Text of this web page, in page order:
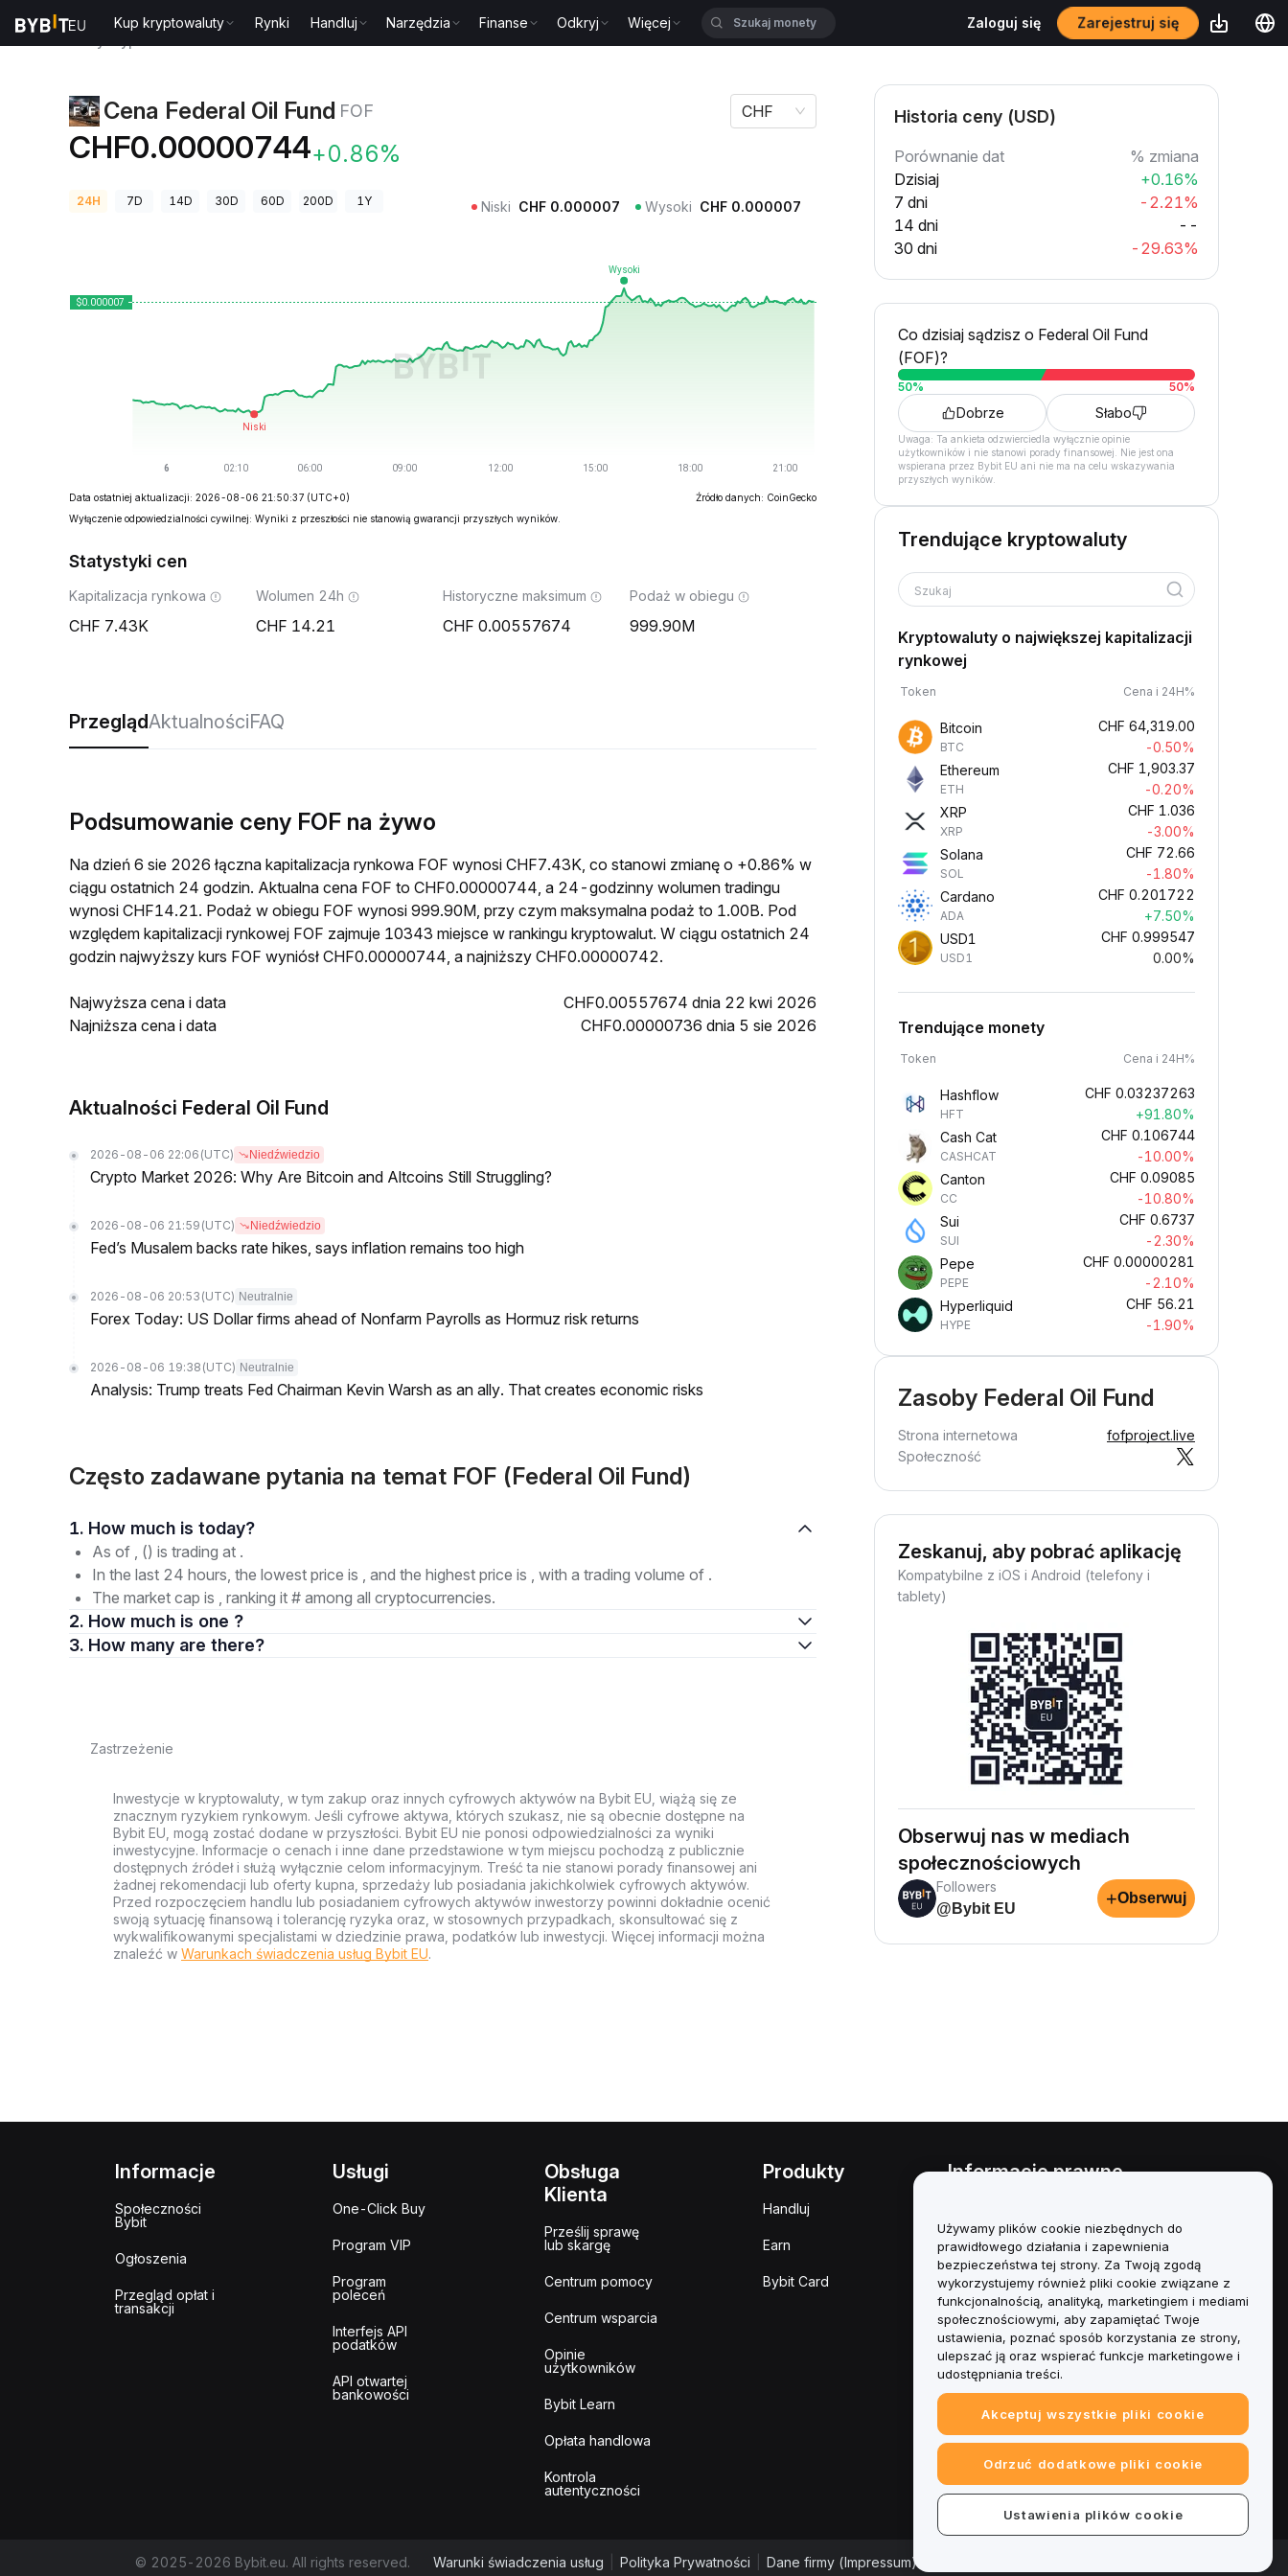
Kup kryptowaluty Rynki Handluj Narzędzia Finanse Odkryj Więcej Zaloguj się Zarejestruj się
Cena Federal Oil Fund FOF
CHF0.00000744+0.86%
CHF
24H 7D 14D 30D 60D 200D 1Y Niski CHF 0.000007 Wysoki CHF 0.000007
Data ostatniej aktualizacji: 2026-08-06 21:50:37 (UTC+0)
Źródło danych: CoinGecko
Wyłączenie odpowiedzialności cywilnej: Wyniki z przeszłości nie stanowią gwarancji przyszłych wyników.
Statystyki cen
Kapitalizacja rynkowa
7.43K
Wolumen 24h
14.21
Historyczne maksimum
0.00557674
Podaż w obiegu
999.90M
PrzeglądAktualnościFAQ
Podsumowanie ceny FOF na żywo
Na dzień 6 sie 2026 łączna kapitalizacja rynkowa FOF wynosi CHF7.43K, co stanowi zmianę o +0.86% w
ciągu ostatnich 24 godzin. Aktualna cena FOF to CHF0.00000744, a 24-godzinny wolumen tradingu
wynosi CHF14.21. Podaż w obiegu FOF wynosi 999.90M, przy czym maksymalna podaż to 1.00B. Pod
względem kapitalizacji rynkowej FOF zajmuje 10343 miejsce w rankingu kryptowalut. W ciągu ostatnich 24
godzin najwyższy kurs FOF wyniósł CHF0.00000744, a najniższy CHF0.00000742.
Najwyższa cena i data
CHF0.00557674 dnia 22 kwi 2026
Najniższa cena i data
CHF0.00000736 dnia 5 sie 2026
Aktualności Federal Oil Fund
2026-08-06 22:06 (UTC) Niedźwiedzio
Crypto Market 2026: Why Are Bitcoin and Altcoins Still Struggling?
2026-08-06 21:59 (UTC) Niedźwiedzio
Fed’s Musalem backs rate hikes, says inflation remains too high
2026-08-06 20:53 (UTC) Neutralnie
Forex Today: US Dollar firms ahead of Nonfarm Payrolls as Hormuz risk returns
2026-08-06 19:38 (UTC) Neutralnie
Analysis: Trump treats Fed Chairman Kevin Warsh as an ally. That creates economic risks
Często zadawane pytania na temat FOF (Federal Oil Fund)
1. How much is today?
As of , () is trading at .
In the last 24 hours, the lowest price is , and the highest price is , with a trading volume of .
The market cap is , ranking it # among all cryptocurrencies.
2. How much is one ?
3. How many are there?
Zastrzeżenie
Inwestycje w kryptowaluty, w tym zakup oraz innych cyfrowych aktywów na Bybit EU, wiążą się ze
znacznym ryzykiem rynkowym. Jeśli cyfrowe aktywa, których szukasz, nie są obecnie dostępne na
Bybit EU, mogą zostać dodane w przyszłości. Bybit EU nie ponosi odpowiedzialności za wyniki
inwestycyjne. Informacje o cenach i inne dane przedstawione w tym miejscu pochodzą z publicznie
dostępnych źródeł i służą wyłącznie celom informacyjnym. Treść ta nie stanowi porady finansowej ani
żadnej rekomendacji lub oferty kupna, sprzedaży lub posiadania jakichkolwiek cyfrowych aktywów.
Przed rozpoczęciem handlu lub posiadaniem cyfrowych aktywów inwestorzy powinni dokładnie ocenić
swoją sytuację finansową i tolerancję ryzyka oraz, w stosownych przypadkach, skonsultować się z
wykwalifikowanymi specjalistami w dziedzinie prawa, podatków lub inwestycji. Więcej informacji można
znaleźć w Warunkach świadczenia usług Bybit EU.
Historia ceny (USD)
Porównanie dat
% zmiana
Dzisiaj
+0.16%
7 dni
-2.21%
14 dni
--
30 dni
-29.63%
Co dzisiaj sądzisz o Federal Oil Fund
(FOF)?
50% 50%
Dobrze Słabo
Uwaga: Ta ankieta odzwierciedla wyłącznie opinie
użytkowników i nie stanowi porady finansowej. Nie jest ona
wspierana przez Bybit EU ani nie ma na celu wskazywania
przyszłych wyników.
Trendujące kryptowaluty
Szukaj
Kryptowaluty o największej kapitalizacji
rynkowej
Token Cena i 24H%
Bitcoin
BTC
CHF 64,319.00
-0.50%
Ethereum
ETH
CHF 1,903.37
-0.20%
XRP
XRP
CHF 1.036
-3.00%
Solana
SOL
CHF 72.66
-1.80%
Cardano
ADA
CHF 0.201722
+7.50%
USD1
USD1
CHF 0.999547
0.00%
Trendujące monety
Token Cena i 24H%
Hashflow
HFT
CHF 0.03237263
+91.80%
Cash Cat
CASHCAT
CHF 0.106744
-10.00%
Canton
CC
CHF 0.09085
-10.80%
Sui
SUI
CHF 0.6737
-2.30%
Pepe
PEPE
CHF 0.00000281
-2.10%
Hyperliquid
HYPE
CHF 56.21
-1.90%
Zasoby Federal Oil Fund
Strona internetowa
fofproject.live
Społeczność
Zeskanuj, aby pobrać aplikację
Kompatybilne z iOS i Android (telefony i
tablety)
Obserwuj nas w mediach
społecznościowych
Followers
@Bybit EU
+Obserwuj
Informacje
Społeczności
Bybit
Ogłoszenia
Przegląd opłat i
transakcji
Usługi
One-Click Buy
Program VIP
Program
poleceń
Interfejs API
podatków
API otwartej
bankowości
Obsługa
Klienta
Prześlij sprawę
lub skargę
Centrum pomocy
Centrum wsparcia
Opinie
użytkowników
Bybit Learn
Opłata handlowa
Kontrola
autentyczności
Produkty
Handluj
Earn
Bybit Card
Informacje prawne
interesów
Podsumowanie polityki
powiernictwa i zarządzania
Informacje ESG
Biuletyny informacyjne
kryptoaktywów
© 2025-2026 Bybit.eu. All rights reserved. Warunki świadczenia usług Polityka Prywatności Dane firmy (Impressum)
Używamy plików cookie niezbędnych do
prawidłowego działania i zapewnienia
bezpieczeństwa tej strony. Za Twoją zgodą
wykorzystujemy również pliki cookie związane z
funkcjonalnością, analityką, marketingiem i mediami
społecznościowymi, aby zapamiętać Twoje
ustawienia, poznać sposób korzystania ze strony,
ulepszać ją oraz wspierać funkcje marketingowe i
udostępniania treści.
Akceptuj wszystkie pliki cookie
Odrzuć dodatkowe pliki cookie
Ustawienia plików cookie